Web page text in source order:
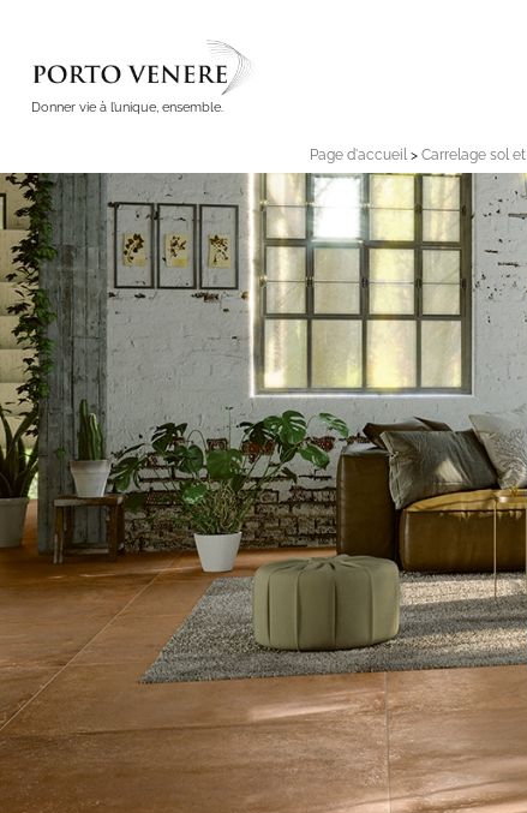
Donner vie à l’unique, ensemble.
Page d'accueil >Carrelage sol